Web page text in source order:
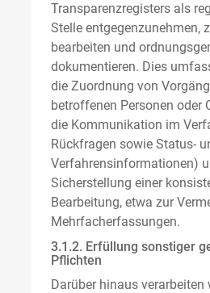
Transparenzregisters als
Stelle entgegenzunehmen,
bearbeiten und
dokumentieren. Dies
die Zuordnung von
betroffenen Personen oder
die Kommunikation im
Rückfragen sowie Status-
Verfahrensinformationen)
Sicherstellung einer
Bearbeitung, etwa zur
Mehrfacherfassungen.
3.1.2. Erfüllung sonstiger
Pflichten
Darüber hinaus verarbeiten